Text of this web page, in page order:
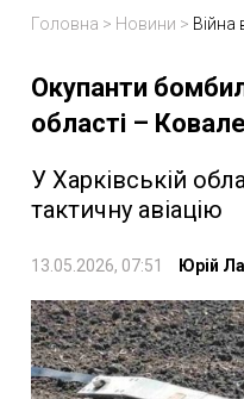
Головна > Новини > Війна
Окупанти
області –
У Харківській
тактичну авіацію
13.05.2026, 07:51 Юрій